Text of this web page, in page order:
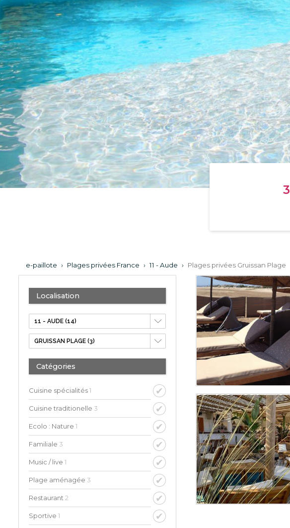
3
e-paillote › Plages privées France › 11 - Aude › Plages privées Gruissan Plage
Localisation
Catégories
Cuisine spécialités1
Cuisine traditionelle 3
Ecolo : Nature 1
Familiale 3
Music / live 1
Plage aménagée 3
Restaurant 2
Sportive 1